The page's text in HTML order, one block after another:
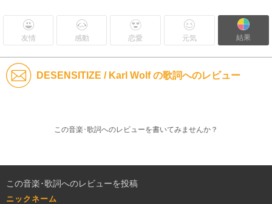
友情 感動 恋愛 元気 結果
DESENSITIZE / Karl Wolf の歌詞へのレビュー
この音楽･歌詞へのレビューを書いてみませんか？
この音楽･歌詞へのレビューを投稿
ニックネーム